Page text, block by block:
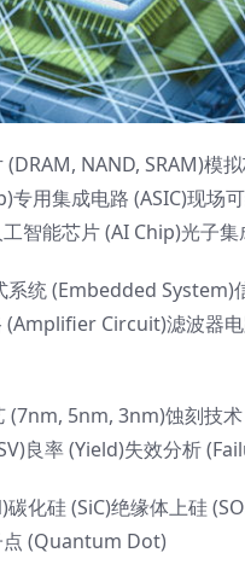
NAND, SRAM)模
用集成电路 (ASIC)现场
智能芯片 (AI Chip)光子集
系统 (Embedded
Circuit)滤波器
5nm, 3nm)蚀刻技
良率 (Yield)失效分析
化硅 (SiC)绝缘体上硅
点 (Quantum Dot)